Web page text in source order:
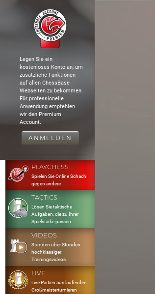
Legen Sie ein
kostenloses Konto an, um
zusätzliche Funktionen
auf allen ChessBase
Webseiten zu bekommen.
Für professionelle
Anwendung empfehlen
wir den Premium
Account.
ANMELDEN
PLAYCHESS
Spielen Sie Online Schach
gegen andere
TACTICS
Lösen Sie taktische
Aufgaben, die zu Ihrer
Spielstärke passen
VIDEOS
Stunden über Stunden
hochklassiger
Trainingsvideos
LIVE
Live Partien aus laufenden
Großmeisterturnieren